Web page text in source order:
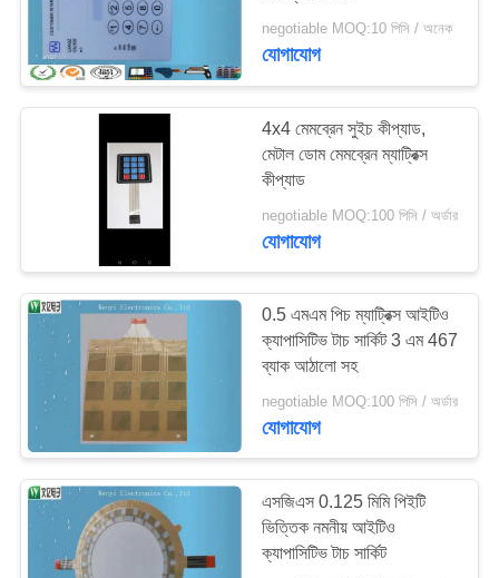
উদ্ধৃতির
জন্য
PRIVACY
POLICY
এমবসিং ঝিল্লী সুইচ
ফ্ল্যাট ঝিল্লী সুইচ
ক্যাপাসিটিভ টাচ সার্কিট
negotiable MOQ:10 পিসি / অনেক
যোগাযোগ
4x4 মেমব্রেন সুইচ কীপ্যাড,
মেটাল ডোম মেমব্রেন ম্যাট্রিক্স
কীপ্যাড
negotiable MOQ:100 পিসি / অর্ডার
যোগাযোগ
0.5 এমএম পিচ ম্যাট্রিক্স আইটিও
ক্যাপাসিটিভ টাচ সার্কিট 3 এম 467
ব্যাক আঠালো সহ
negotiable MOQ:100 পিসি / অর্ডার
যোগাযোগ
এসজিএস 0.125 মিমি পিইটি
ভিত্তিক নমনীয় আইটিও
ক্যাপাসিটিভ টাচ সার্কিট